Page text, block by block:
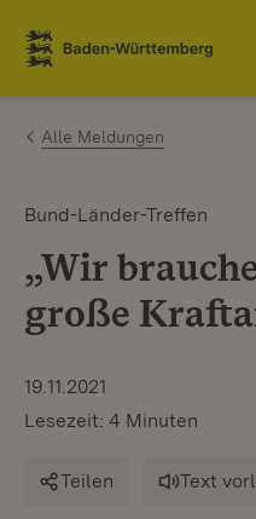
Zum Inhalt springen
Link zur Startseite
Alle Meldungen
Bund-Länder-Treffen
„Wir
große
19.11.2021
Lesezeit: 4 Minuten
Teilen Text